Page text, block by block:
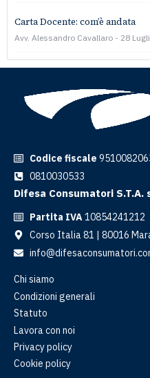
Carta Docente: com’è andata
Avv. Alessandro Cavallaro 28
Codice fiscale
0810030533
Difesa Consumatori S.T.A.
Partita IVA10854241212
Corso Italia 81 | 80016
Chi siamo
Condizioni generali
Statuto
Lavora con noi
Privacy policy
Cookie policy